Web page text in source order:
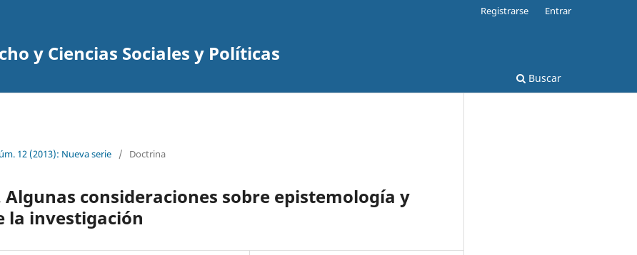
y Ciencias Sociales y Políticas
Buscar
Registrarse Entrar
12 (2013): Nueva serie / Doctrina
consideraciones sobre epistemología y
la investigación